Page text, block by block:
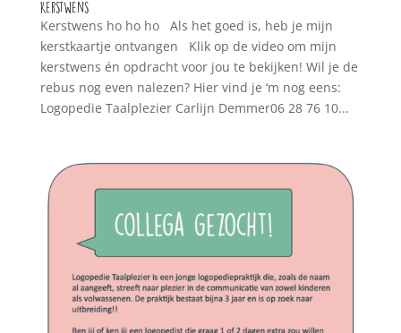
Kerstwens
Kerstwens ho ho ho Als het goed is, heb je mijn
kerstkaartje ontvangen Klik op de video om mijn
kerstwens én opdracht voor jou te bekijken! Wil je de
rebus nog even nalezen? Hier vind je ‘m nog eens:
Logopedie Taalplezier Carlijn Demmer06 28 76 10...